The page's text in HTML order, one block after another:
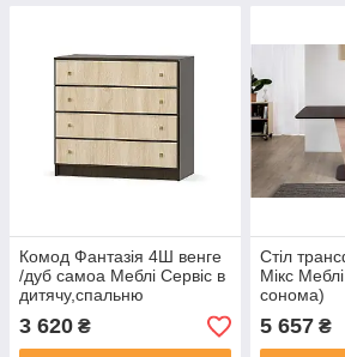
Комод Фантазія 4Ш венге
/дуб самоа Меблі Сервіс в
дитячу,спальню
3 620 ₴
Стіл
Мікс
сонома)
5 657₴